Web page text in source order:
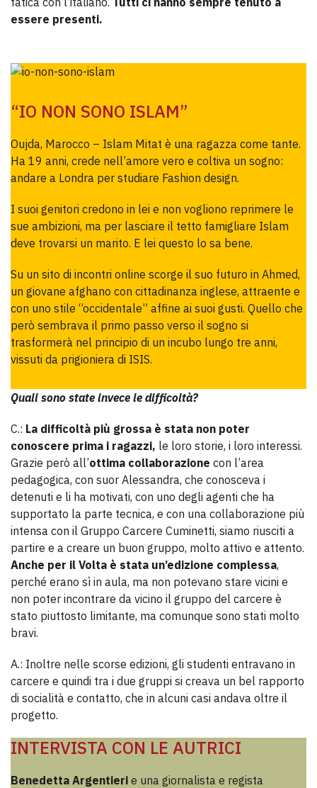
essere presenti.
“IO NON SONO ISLAM”
Oujda, Marocco – Islam Mitat è una ragazza come tante.
Ha 19 anni, crede nell’amore vero e coltiva un sogno:
andare a Londra per studiare Fashion design.
I suoi genitori credono in lei e non vogliono reprimere le
sue ambizioni, ma per lasciare il tetto famigliare Islam
deve trovarsi un marito. E lei questo lo sa bene.
Su un sito di incontri online scorge il suo futuro in Ahmed,
un giovane afghano con cittadinanza inglese, attraente e
con uno stile “occidentale” affine ai suoi gusti. Quello che
però sembrava il primo passo verso il sogno si
trasformerà nel principio di un incubo lungo tre anni,
vissuti da prigioniera di ISIS.
Quali sono state invece le difficoltà?
C.: La difficoltà più grossa è stata non poter
conoscere prima i ragazzi, le loro storie, i loro interessi.
Grazie però all’ottima collaborazione con l’area
pedagogica, con suor Alessandra, che conosceva i
detenuti e li ha motivati, con uno degli agenti che ha
supportato la parte tecnica, e con una collaborazione più
intensa con il Gruppo Carcere Cuminetti, siamo riusciti a
partire e a creare un buon gruppo, molto attivo e attento.
Anche per il Volta è stata un’edizione complessa,
perché erano sì in aula, ma non potevano stare vicini e
non poter incontrare da vicino il gruppo del carcere è
stato piuttosto limitante, ma comunque sono stati molto
bravi.
A.: Inoltre nelle scorse edizioni, gli studenti entravano in
carcere e quindi tra i due gruppi si creava un bel rapporto
di socialità e contatto, che in alcuni casi andava oltre il
progetto.
INTERVISTA CON LE AUTRICI
Benedetta Argentieri e una giornalista e regista